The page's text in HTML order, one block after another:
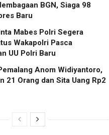
BGN, Siaga 98
Baru
Mabes Polri Segera
Wakapolri Pasca
UU Polri Baru
Anom Widiyantoro,
21 Orang dan Sita Uang Rp2